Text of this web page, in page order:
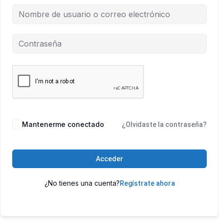
Mantenerme conectado ¿Olvidaste la contraseña?
Acceder
¿No tienes una cuenta?Regístrate ahora